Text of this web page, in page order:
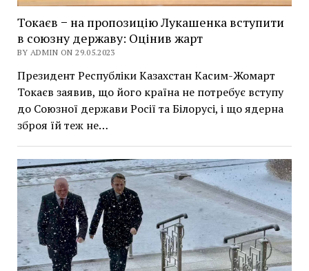
Токаєв − на пропозицію Лукашенка вступити
в союзну державу: Оцінив жарт
BY ADMIN ON 29.05.2023
Президент Республіки Казахстан Касим-Жомарт
Токаєв заявив, що його країна не потребує вступу
до Союзної держави Росії та Білорусі, і що ядерна
зброя їй теж не…